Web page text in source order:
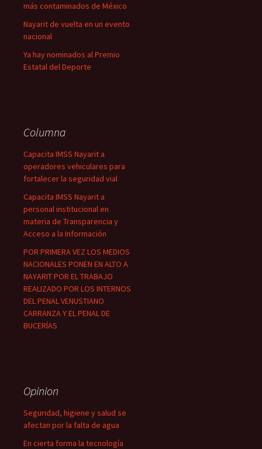
más contaminados de México
Nayarit de vuelta en un evento
nacional
Ya hay nominados al Premio
Estatal del Deporte
Columna
Capacita IMSS Nayarit a
operadores vehiculares para
fortalecer la seguridad vial
Capacita IMSS Nayarit a
personal institucional en
materia de Transparencia y
Acceso a la Información
POR PRIMERA VEZ LOS MEDIOS
NACIONALES PONEN EN ALTO A
NAYARIT POR EL TRABAJO
REALIZADO POR LOS INTERNOS
DEL PENAL VENUSTIANO
CARRANZA Y EL PENAL DE
BUCERÍAS
Opinion
Seguridad, higiene y salud se
afectan por la falta de agua
En cierta forma la tecnología